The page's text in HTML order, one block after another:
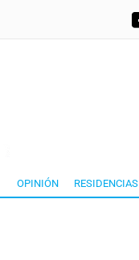
OPINIÓN RESIDENCIAS